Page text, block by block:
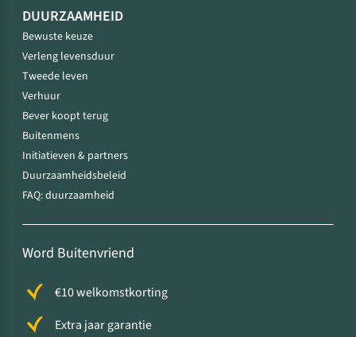
DUURZAAMHEID
Bewuste keuze
Verleng levensduur
Tweede leven
Verhuur
Bever koopt terug
Buitenmens
Initiatieven & partners
Duurzaamheidsbeleid
FAQ: duurzaamheid
Word Buitenvriend
€10 welkomstkorting
Extra jaar garantie